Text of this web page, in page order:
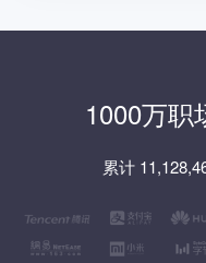
1000万职
累计